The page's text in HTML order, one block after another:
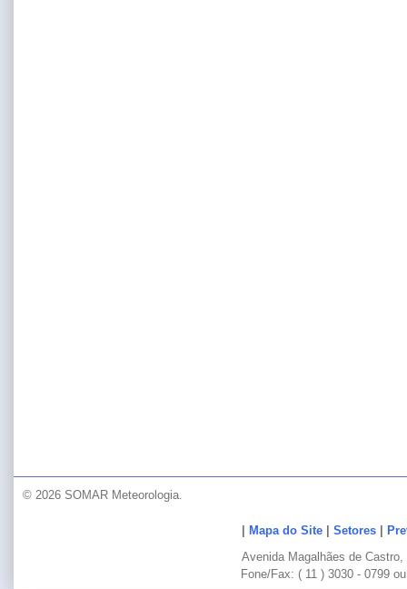
© 2026 SOMAR Meteorologia.
Mapa do Site| Setores|
Avenida Magalhães de
Fone/Fax: ( 11 ) 3030 - 0799